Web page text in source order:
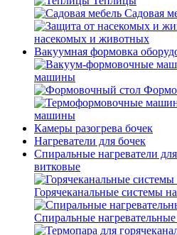
Садовая
насекомых и животных
Вакуумная формовка
машины
машины
Камеры разогрева бочек
Нагреватели для бочек
Спиральные нагреватели
витковые
Горячеканальные системы
Спиральные